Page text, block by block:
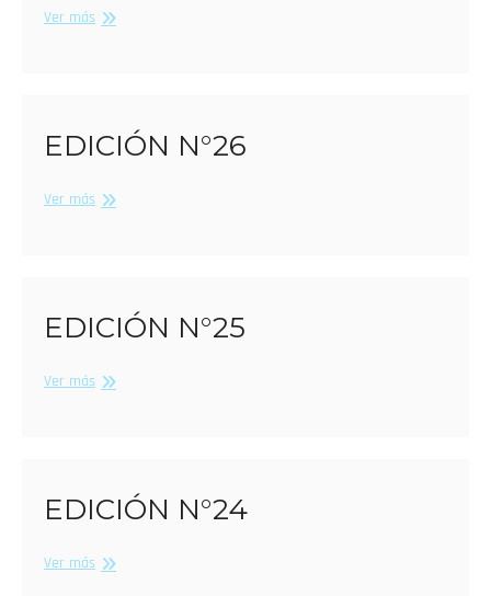
Ver másEdición
EDICIÓN N°26
Ver másEdición
EDICIÓN N°25
Ver másEdición
EDICIÓN N°24
Ver másEdición